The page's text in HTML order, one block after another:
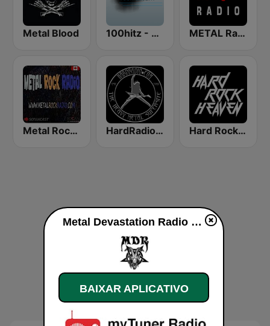
Metal Blood 100hitz - Metal METAL Radio
Metal Rock Radio HardRadio.com Hard Rock Heaven
Metal Devastation Radio ao vivo
BAIXAR APLICATIVO